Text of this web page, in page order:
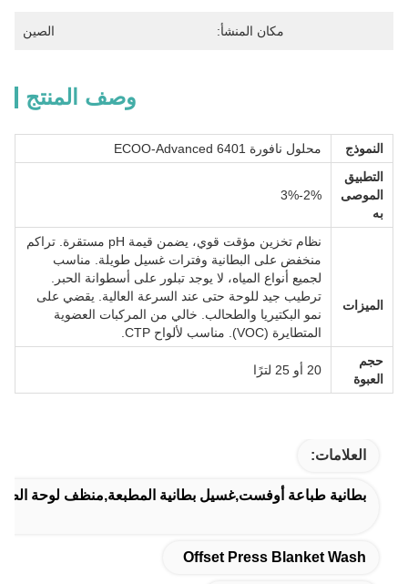
مكان المنشأ: الصين
وصف المنتج
النموذج
محلول نافورة ECOO-Advanced 6401
التطبيق
الموصى
به
2%-3%
الميزات
نظام تخزين مؤقت قوي، يضمن قيمة pH مستقرة. تراكم
منخفض على البطانية وفترات غسيل طويلة. مناسب
لجميع أنواع المياه، لا يوجد تبلور على أسطوانة الحبر.
ترطيب جيد للوحة حتى عند السرعة العالية. يقضي على
نمو البكتيريا والطحالب. خالي من المركبات العضوية
المتطايرة (VOC). مناسب لألواح CTP.
حجم
العبوة
20 أو 25 لترًا
العلامات:
بطانية طباعة أوفست,غسيل بطانية المطبعة,منظف لوحة
Offset Press Blanket Wash